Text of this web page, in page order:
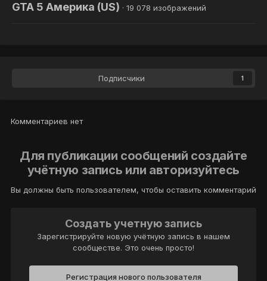
GTA 5 Америка (US) · 19 078 изображений
Подписчики 1
Комментариев нет
Для публикации сообщений создайте
учётную запись или авторизуйтесь
Вы должны быть пользователем, чтобы оставить комментарий
Создать учетную запись
Зарегистрируйте новую учётную запись в нашем
сообществе. Это очень просто!
Регистрация нового пользователя